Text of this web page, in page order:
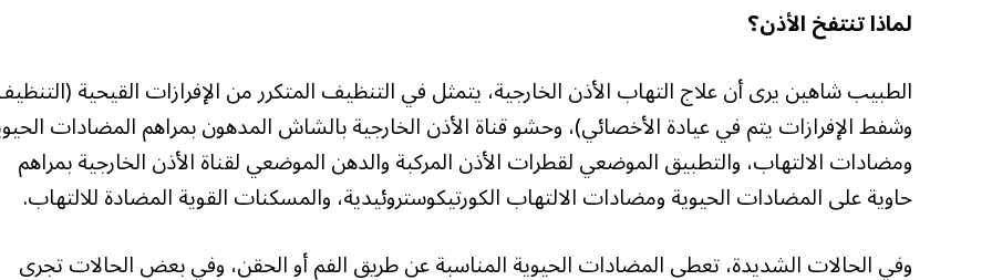
لماذا تنتفخ الأذن؟
الطبيب شاهين يرى أن علاج التهاب الأذن الخارجية، يتمثل في التنظيف المتكرر من الإفرازات القيحية
وشفط الإفرازات يتم في عيادة الأخصائي)، وحشو قناة الأذن الخارجية بالشاش المدهون بمراهم المضادات
ومضادات الالتهاب، والتطبيق الموضعي لقطرات الأذن المركبة والدهن الموضعي لقناة الأذن الخارجية بمراهم
حاوية على المضادات الحيوية ومضادات الالتهاب الكورتيكوستروئيدية، والمسكنات القوية المضادة للالتهاب.
وفي الحالات الشديدة، تعطى المضادات الحيوية المناسبة عن طريق الفم أو الحقن، وفي بعض الحالات تجرى